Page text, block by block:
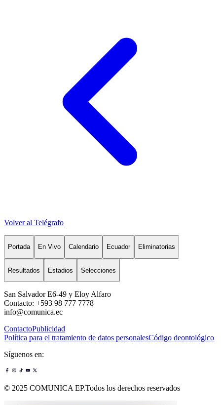
Volver al Telégrafo
Portada En Vivo Calendario Ecuador Eliminatorias
Resultados Estadios Selecciones
San Salvador E6-49 y Eloy Alfaro
Contacto: +593 98 777 7778
info@comunica.ec
ContactoPublicidad
Política para el tratamiento de datos personalesCódigo deontológico
Síguenos en:
© 2025 COMUNICA EP.Todos los derechos reservados